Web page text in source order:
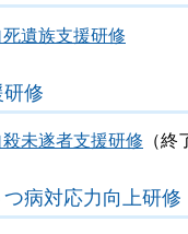
遺族支援研修
修
未遂者支援研修 （終
病対応力向上研修